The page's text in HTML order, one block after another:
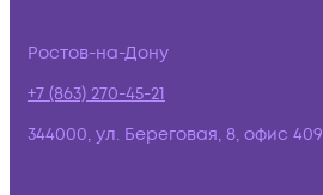
Ростов-на-Дону
+7 (863) 270-45-21
344000, ул. Береговая, 8, офис 409